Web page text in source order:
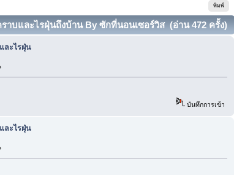
พิมพ์
บและไรฝุ่นถึงบ้าน By ซักที่นอนเซอร์วิส (อ่าน 472 ครั้ง)
ละไรฝุ่น
บันทึกการเข้า
ละไรฝุ่น